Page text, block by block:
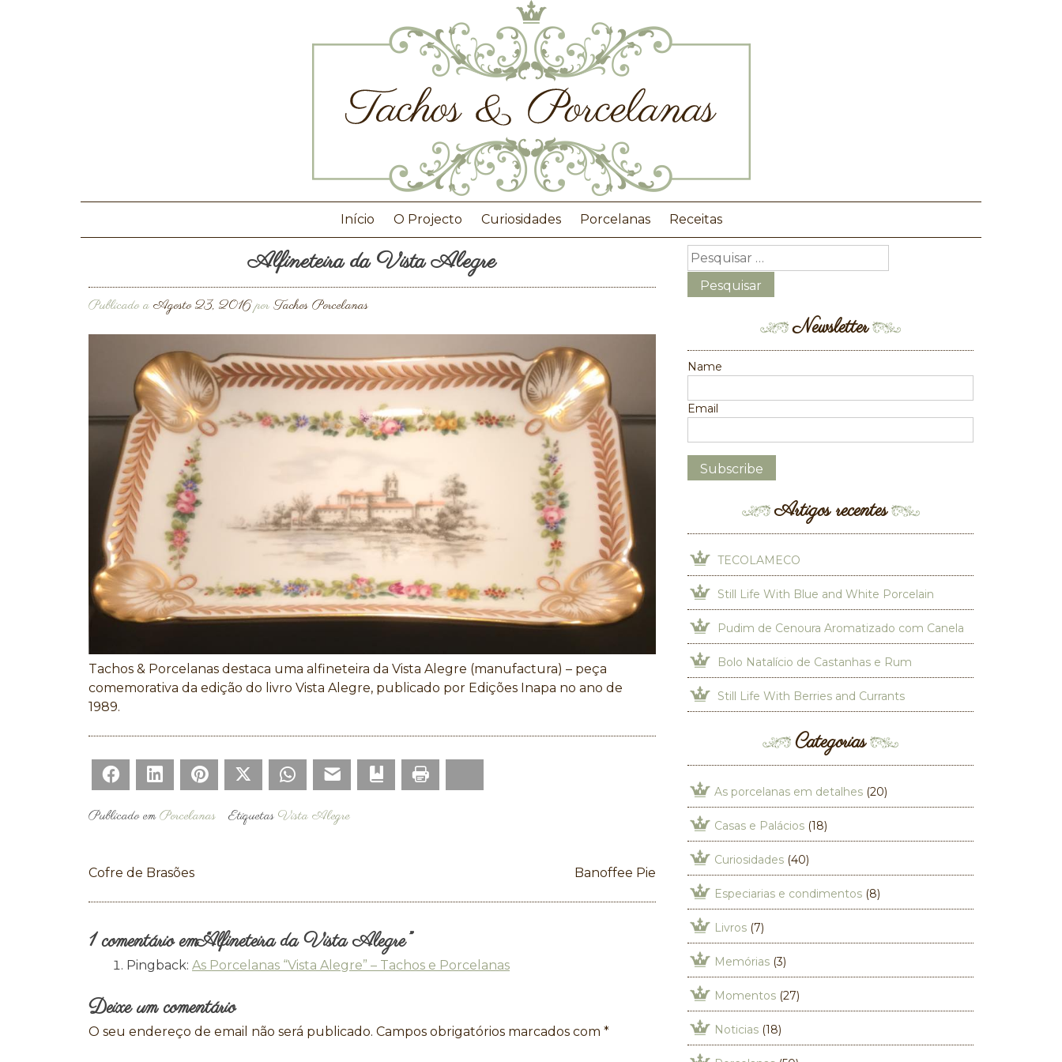
Início O Projecto Curiosidades Porcelanas Receitas
Alfineteira da Vista Alegre
Publicado a Agosto 23, 2016por Tachos Porcelanas
Tachos & Porcelanas destaca uma alfineteira da Vista Alegre (manufactura) – peça
comemorativa da edição do livro Vista Alegre, publicado por Edições Inapa no ano de
1989.
Facebook LinkedIn Pinterest Twitter WhatsApp Bookmark
Publicado emPorcelanas Etiquetas Vista Alegre
Navegação
de
artigos
Cofre de Brasões Banoffee Pie
1 comentário em “Alfineteira da Vista Alegre”
Pingback: As Porcelanas “Vista Alegre” – Tachos e Porcelanas
Deixe um comentário
O seu endereço de email não será publicado. Campos obrigatórios marcados com *
Newsletter
Name
Email
Artigos recentes
TECOLAMECO
Still Life With Blue and White Porcelain
Pudim de Cenoura Aromatizado com Canela
Bolo Natalício de Castanhas e Rum
Still Life With Berries and Currants
Categorias
As porcelanas em detalhes (20)
Casas e Palácios (18)
Curiosidades (40)
Especiarias e condimentos (8)
Livros (7)
Memórias (3)
Momentos (27)
Noticias (18)